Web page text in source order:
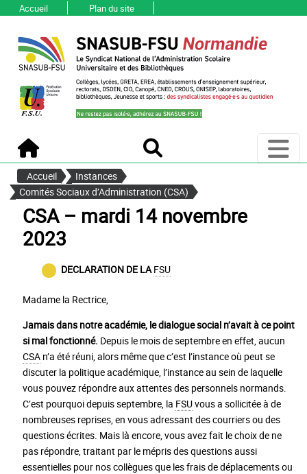
Accueil Plan du site
Accueil Recherche
Accueil
Instances
Comités Sociaux d’Administration (CSA)
CSA – mardi 14 novembre
2023
DECLARATION DE LA FSU
Madame la Rectrice,
Jamais dans notre académie, le dialogue social n’avait à ce point
si mal fonctionné. Depuis le mois de septembre en effet, aucun
CSAn’a été réuni, alors même que c’est l’instance où peut se
discuter la politique académique, l’instance au sein de laquelle
vous pouvez répondre aux attentes des personnels normands.
C’est pourquoi depuis septembre, la FSUvous a sollicitée à de
nombreuses reprises, en vous adressant des courriers ou des
questions écrites. Mais là encore, vous avez fait le choix de ne
pas répondre, traitant par le mépris des questions aussi
essentielles pour nos collègues que les frais de déplacements ou